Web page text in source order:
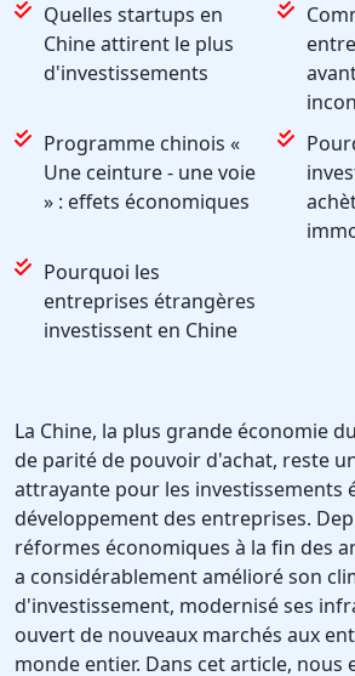
Quelles startups en
Chine attirent le plus
d'investissements
Programme chinois «
Une ceinture - une voie
» : effets économiques
Pourquoi les
entreprises étrangères
investissent en Chine
La Chine, la plus grande économie
de parité de pouvoir d'achat, reste
attrayante pour les investissements
développement des entreprises.
réformes économiques à la fin des
a considérablement amélioré son
d'investissement, modernisé ses
ouvert de nouveaux marchés aux
monde entier. Dans cet article, nous